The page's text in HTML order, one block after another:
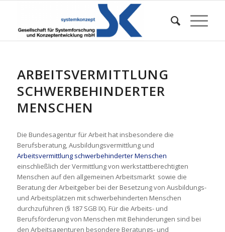
ARBEITSVERMITTLUNG
SCHWERBEHINDERTER
MENSCHEN
Die Bundesagentur für Arbeit hat insbesondere die
Berufsberatung, Ausbildungsvermittlung und
Arbeitsvermittlung schwerbehinderter Menschen
einschließlich der Vermittlung von werkstattberechtigten
Menschen auf den allgemeinen Arbeitsmarkt  sowie die
Beratung der Arbeitgeber bei der Besetzung von Ausbildungs-
und Arbeitsplätzen mit schwerbehinderten Menschen
durchzuführen (§ 187 SGB IX). Für die Arbeits- und
Berufsförderung von Menschen mit Behinderungen sind bei
den Arbeitsagenturen besondere Beratungs- und